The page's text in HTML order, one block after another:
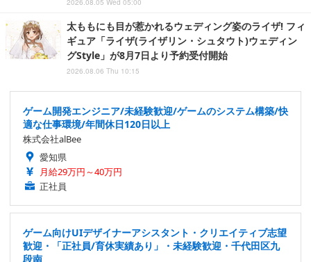
2026.08.05 Wed 05:00
太ももにも目が惹かれるウェディング姿のライザ! フィ
ギュア「ライザ(ライザリン・シュタウト)ウェディン
グStyle」が8月7日より予約受付開始
2026.08.06 Thu 10:15
ゲーム開発エンジニア/未経験歓迎/ゲームのシステム構築/快
適な仕事環境/年間休日120日以上
株式会社alBee
愛知県
月給29万円～40万円
正社員
ゲーム向けUIデザイナーアシスタント・クリエイティブ志望
歓迎・「正社員/育休実績あり」・未経験歓迎・千代田区九
段南